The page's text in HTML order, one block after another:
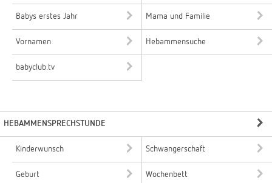
Babys erstes Jahr Mama und Familie
Vornamen Hebammensuche
babyclub.tv
HEBAMMENSPRECHSTUNDE
Kinderwunsch Schwangerschaft
Geburt Wochenbett